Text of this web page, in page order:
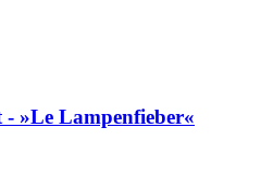
- »Le Lampenfieber«